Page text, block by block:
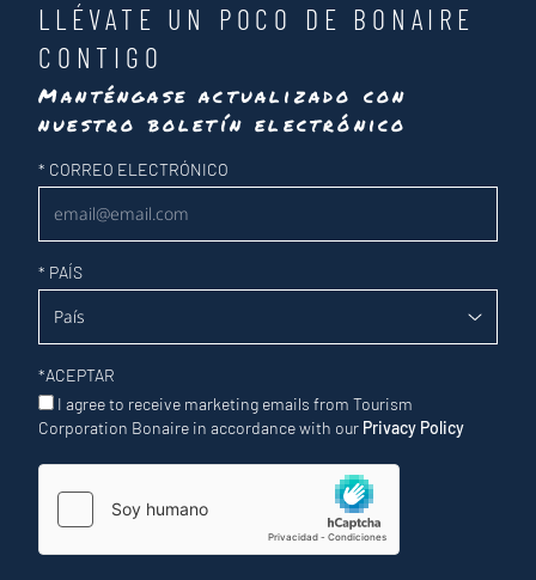
LLÉVATE UN POCO DE BONAIRE
CONTIGO
Manténgase actualizado con
nuestro boletín electrónico
Newsletter
* CORREO ELECTRÓNICO
* PAÍS
*ACEPTAR
I agree to receive marketing emails from Tourism
Corporation Bonaire in accordance with our Privacy Policy